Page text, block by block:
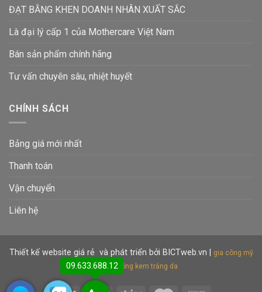
ĐẠT BẰNG KHEN DOANH NHÂN XUẤT SẮC
Là đại lý cấp 1 của Mothercare Việt Nam
Bán sản phẩm chính hãng
Tư vấn chuyên sâu, nhiệt huyết
CHÍNH SÁCH
Bảng giá mới nhất
Thanh toán
Vận chuyển
Liên hệ
Thiết kế website giá rẻ và phát triển bởi BICTweb.vn
gia công mỹ
phẩm gia công kem trắng da
09.633.688.12